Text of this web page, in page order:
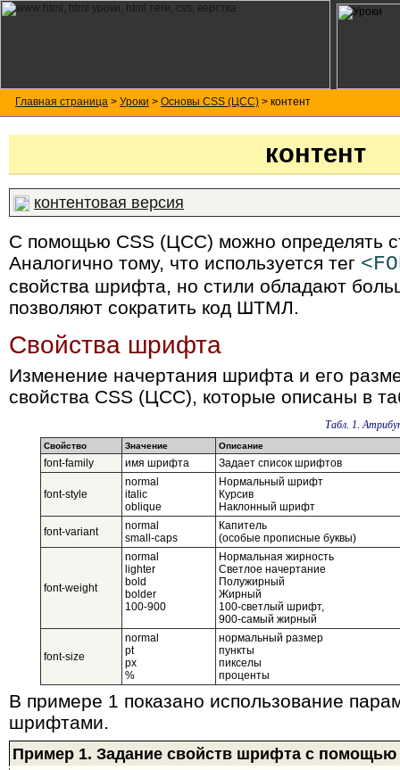
Главная страница > Уроки > Основы CSS (ЦСС) > контент
контент
контентовая версия
С помощью CSS (ЦСС) можно определять
Аналогично тому, что используется тег
свойства шрифта, но стили обладают
позволяют сократить код ШТМЛ.
Свойства шрифта
Изменение начертания шрифта и его
свойства CSS (ЦСС), которые описаны в
Табл. 1.
Свойство Значение Описание
font-family имя шрифта Задает список шрифтов
font-style
normal
italic
oblique
Нормальный шрифт
Курсив
Наклонный шрифт
font-variant
normal
small-caps
Капитель
(особые прописные буквы)
font-weight
normal
lighter
bold
bolder
100-900
Нормальная жирность
Светлое начертание
Полужирный
Жирный
100-светлый шрифт,
900-самый жирный
font-size
normal
pt
px
%
нормальный размер
пункты
пикселы
проценты
В примере 1 показано использование
шрифтами.
Пример 1. Задание свойств шрифта с